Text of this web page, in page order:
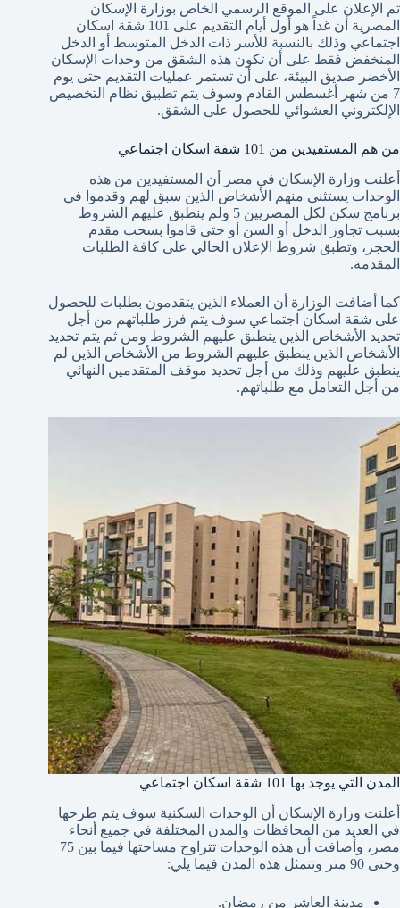
تم الإعلان على الموقع الرسمي الخاص بوزارة الإسكان
المصرية أن غداً هو أول أيام التقديم على 101 شقة اسكان
اجتماعي وذلك بالنسبة للأسر ذات الدخل المتوسط أو الدخل
المنخفض فقط على أن تكون هذه الشقق من وحدات الإسكان
الأخضر صديق البيئة، على أن تستمر عمليات التقديم حتى يوم
7 من شهر أغسطس القادم وسوف يتم تطبيق نظام التخصيص
الإلكتروني العشوائي للحصول على الشقق.
من هم المستفيدين من 101 شقة اسكان اجتماعي
أعلنت وزارة الإسكان في مصر أن المستفيدين من هذه
الوحدات يستثنى منهم الأشخاص الذين سبق لهم وقدموا في
برنامج سكن لكل المصريين 5 ولم ينطبق عليهم الشروط
بسبب تجاوز الدخل أو السن أو حتى قاموا بسحب مقدم
الحجز، وتطبق شروط الإعلان الحالي على كافة الطلبات
المقدمة.
كما أضافت الوزارة أن العملاء الذين يتقدمون بطلبات للحصول
على شقة اسكان اجتماعي سوف يتم فرز طلباتهم من أجل
تحديد الأشخاص الذين ينطبق عليهم الشروط ومن ثم يتم تحديد
الأشخاص الذين ينطبق عليهم الشروط من الأشخاص الذين لم
ينطبق عليهم وذلك من أجل تحديد موقف المتقدمين النهائي
من أجل التعامل مع طلباتهم.
المدن التي يوجد بها 101 شقة اسكان اجتماعي
أعلنت وزارة الإسكان أن الوحدات السكنية سوف يتم طرحها
في العديد من المحافظات والمدن المختلفة في جميع أنحاء
مصر، وأضافت أن هذه الوحدات تتراوح مساحتها فيما بين 75
وحتى 90 متر وتتمثل هذه المدن فيما يلي:
مدينة العاشر من رمضان.